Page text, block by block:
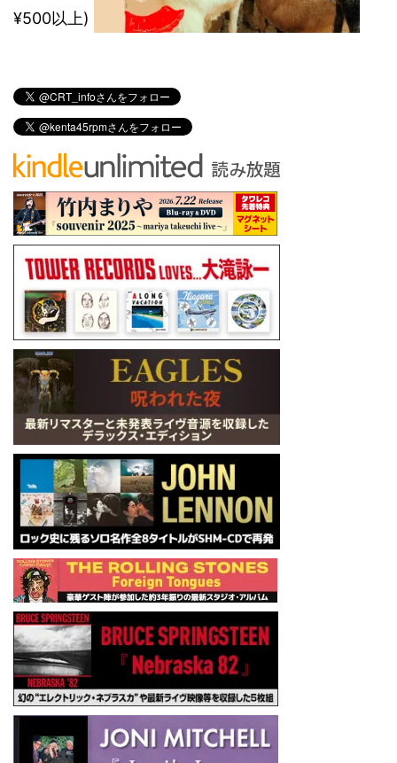
¥500以上)